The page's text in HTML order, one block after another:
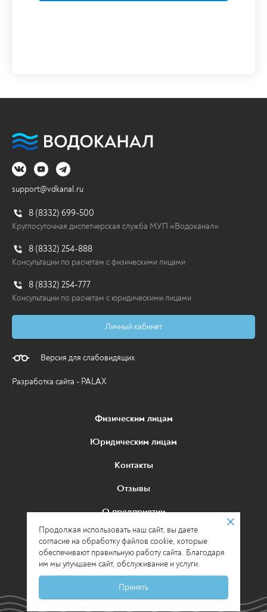
Установка новых люков колодцев на
Сотрудники Водоканала провели работы по
восстановлению дорожного покрытия в...
04.08.2026
support@vdkanal.ru
8 (8332) 699-500
Круглосуточная диспетчерская служба МУП «Водоканал»
8 (8332) 254-888
Консультации по расчетам с физическими лицами
8 (8332) 254-777
Консультации по расчетам с юридическими лицами
Личный кабинет
Версия для слабовидящих
Разработка сайта - PALAX
Физическим лицам
Юридическим лицам
Контакты
Отзывы
О предприятии
Политика в отношении обработки
персональных данных
© 2026 МУП «Водоканал» г. Киров
Продолжая использовать наш сайт, вы даете
согласие на обработку файлов cookie, которые
обеспечивают правильную работу сайта. Благодаря
им мы улучшаем сайт, обслуживание и услуги.
Принять